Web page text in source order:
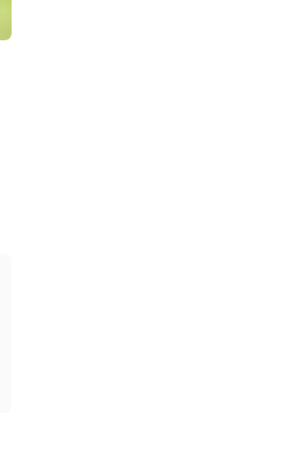
vê relação de respeito com
mas rejeita ajuda:
rivais’